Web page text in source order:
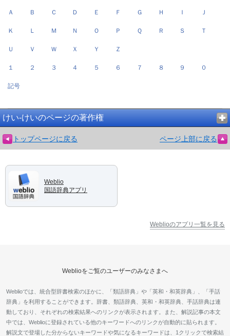
Ａ Ｂ Ｃ Ｄ Ｅ Ｆ Ｇ Ｈ Ｉ Ｊ
Ｋ Ｌ Ｍ Ｎ Ｏ Ｐ Ｑ Ｒ Ｓ Ｔ
Ｕ Ｖ Ｗ Ｘ Ｙ Ｚ
１ ２ ３ ４ ５ ６ ７ ８ ９ ０
記号
けい‐けいのページの著作権
トップページに戻る ページ上部に戻る
Weblio
国語辞典アプリ
Weblioのアプリ一覧を見る
Weblioをご覧のユーザーのみなさまへ
Weblioでは、統合型辞書検索のほかに、「類語辞典」や「英和・和英辞典」、「手話
辞典」を利用することができます。辞書、類語辞典、英和・和英辞典、手話辞典は連
動しており、それぞれの検索結果へのリンクが表示されます。また、解説記事の本文
中では、Weblioに登録されている他のキーワードへのリンクが自動的に貼られます。
解説文で登場した分からないキーワードや気になるキーワードは、1クリックで検索結